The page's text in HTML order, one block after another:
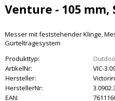
Venture - 105 mm,
Messer mit feststehender Klinge,
Gürteltragesystem
Produkttyp:
ArtikelNr:
VIC-
Hersteller:
HerstellerNr:
EAN: